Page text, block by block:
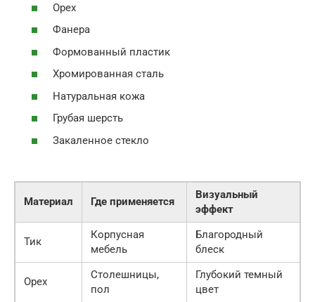
Орех
Фанера
Формованный пластик
Хромированная сталь
Натуральная кожа
Грубая шерсть
Закаленное стекло
Материал Где применяется
Визуальный
эффект
Тик
Корпусная
мебель
Благородный
блеск
Орех
Столешницы,
пол
Глубокий темный
цвет